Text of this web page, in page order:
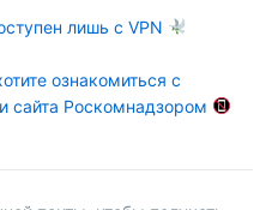
лишь с VPN
ознакомиться с
сайта Роскомнадзором